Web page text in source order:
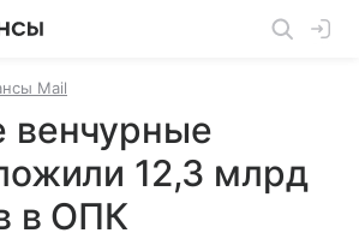
Mail
12,3 млрд
в ОПК